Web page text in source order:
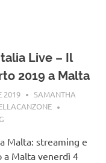
Live – Il
2019 a Malta
2019
SAMANTHA
Malta: streaming e
a Malta venerdì 4